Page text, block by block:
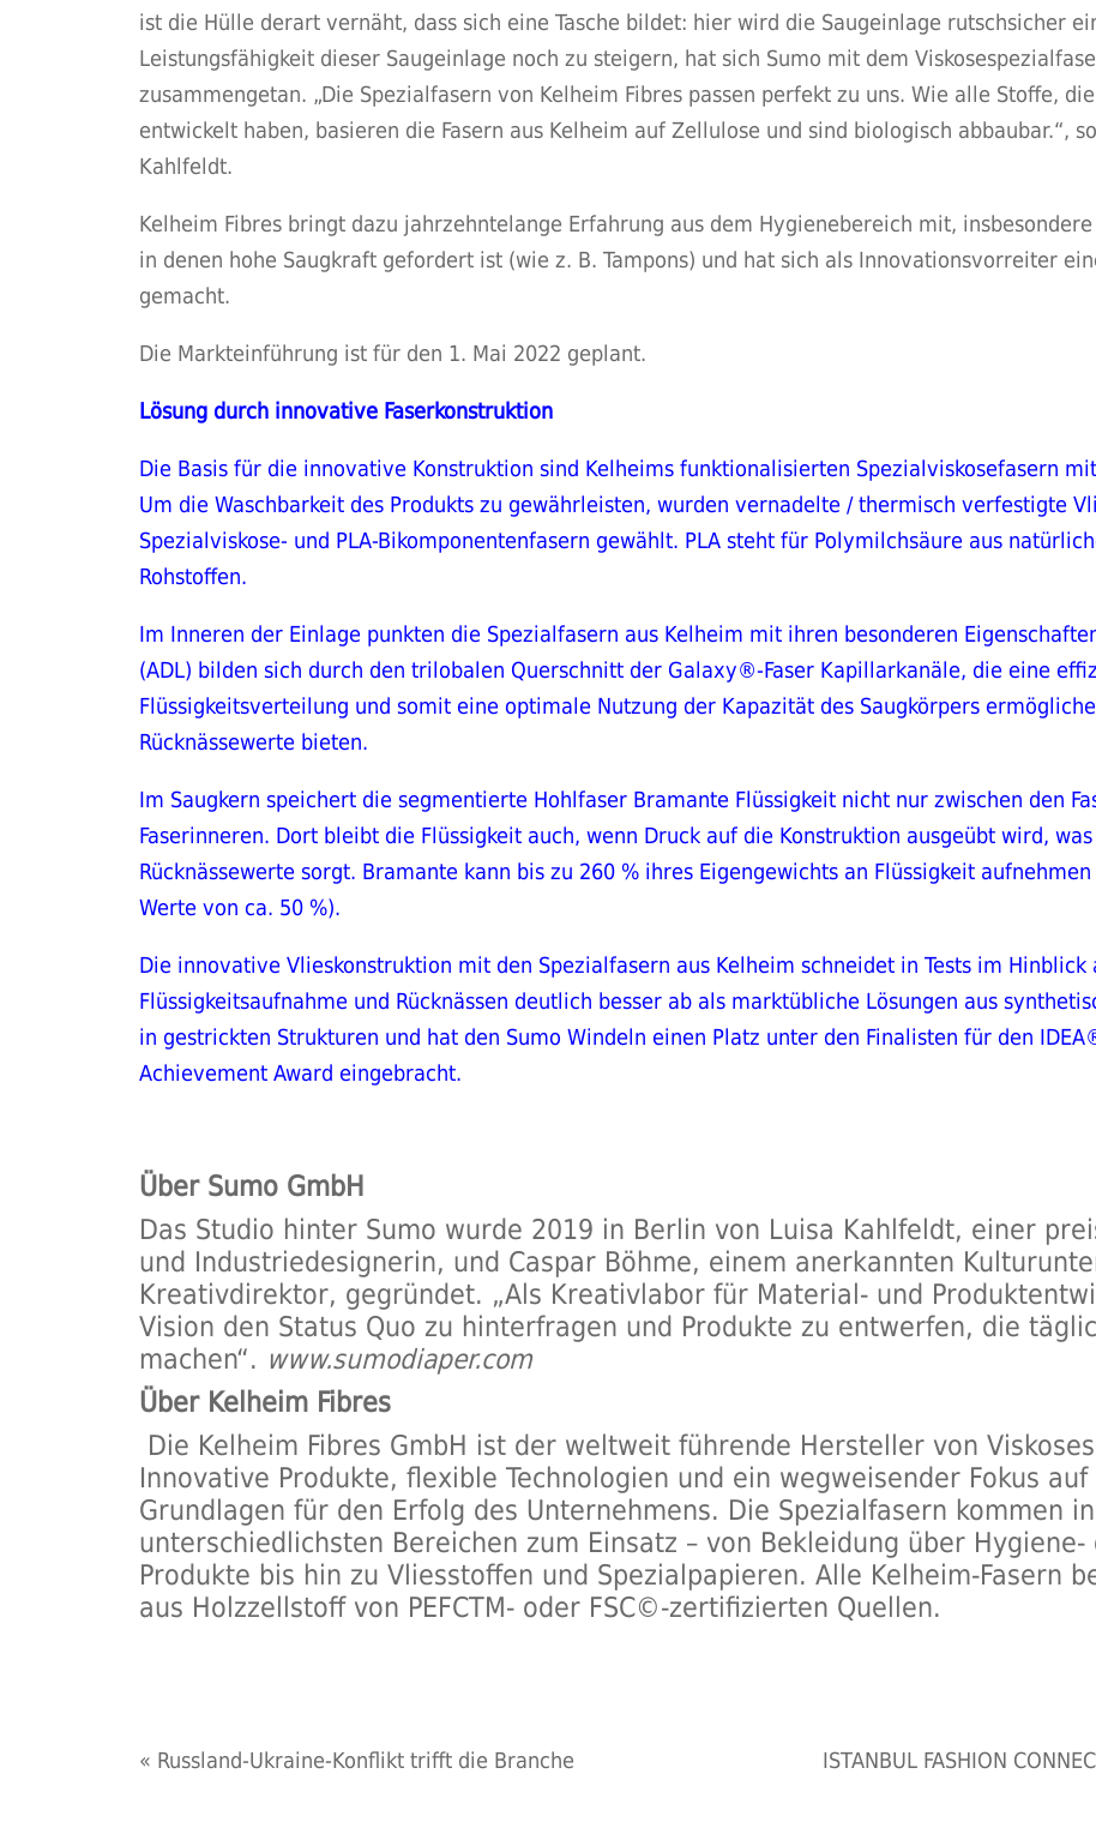
ist die Hülle derart vernäht, dass sich eine Tasche bildet: hier wird die Saugeinlage rutschsicher
Leistungsfähigkeit dieser Saugeinlage noch zu steigern, hat sich Sumo mit dem
zusammengetan. „Die Spezialfasern von Kelheim Fibres passen perfekt zu uns. Wie alle Stoffe,
entwickelt haben, basieren die Fasern aus Kelheim auf Zellulose und sind biologisch abbaubar.“,
Kahlfeldt.
Kelheim Fibres bringt dazu jahrzehntelange Erfahrung aus dem Hygienebereich mit,
in denen hohe Saugkraft gefordert ist (wie z. B. Tampons) und hat sich als Innovationsvorreiter
gemacht.
Die Markteinführung ist für den 1. Mai 2022 geplant.
Lösung durch innovative Faserkonstruktion
Die Basis für die innovative Konstruktion sind Kelheims funktionalisierten Spezialviskosefasern
Um die Waschbarkeit des Produkts zu gewährleisten, wurden vernadelte / thermisch verfestigte
Spezialviskose- und PLA-Bikomponentenfasern gewählt. PLA steht für Polymilchsäure aus
Rohstoffen.
Im Inneren der Einlage punkten die Spezialfasern aus Kelheim mit ihren besonderen
(ADL) bilden sich durch den trilobalen Querschnitt der Galaxy®-Faser Kapillarkanäle, die eine
Flüssigkeitsverteilung und somit eine optimale Nutzung der Kapazität des Saugkörpers
Rücknässewerte bieten.
Im Saugkern speichert die segmentierte Hohlfaser Bramante Flüssigkeit nicht nur zwischen den
Faserinneren. Dort bleibt die Flüssigkeit auch, wenn Druck auf die Konstruktion ausgeübt wird,
Rücknässewerte sorgt. Bramante kann bis zu 260 % ihres Eigengewichts an Flüssigkeit
Werte von ca. 50 %).
Die innovative Vlieskonstruktion mit den Spezialfasern aus Kelheim schneidet in Tests im
Flüssigkeitsaufnahme und Rücknässen deutlich besser ab als marktübliche Lösungen aus
in gestrickten Strukturen und hat den Sumo Windeln einen Platz unter den Finalisten für den
Achievement Award eingebracht.
Über Sumo GmbH
Das Studio hinter Sumo wurde 2019 in Berlin von Luisa Kahlfeldt, einer
und Industriedesignerin, und Caspar Böhme, einem anerkannten
Kreativdirektor, gegründet. „Als Kreativlabor für Material- und
Vision den Status Quo zu hinterfragen und Produkte zu entwerfen, die
machen“. www.sumodiaper.com
Über Kelheim Fibres
Die Kelheim Fibres GmbH ist der weltweit führende Hersteller von
Innovative Produkte, flexible Technologien und ein wegweisender Fokus
Grundlagen für den Erfolg des Unternehmens. Die Spezialfasern kommen
unterschiedlichsten Bereichen zum Einsatz – von Bekleidung über
Produkte bis hin zu Vliesstoffen und Spezialpapieren. Alle Kelheim-Fasern
aus Holzzellstoff von PEFCTM- oder FSC©-zertifizierten Quellen.
« Russland-Ukraine-Konflikt trifft die Branche ISTANBUL FASHION